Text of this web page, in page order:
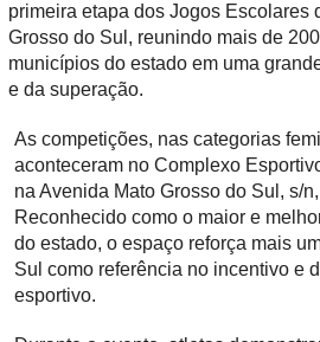
primeira etapa dos Jogos Escolares
Grosso do Sul, reunindo mais de
municípios do estado em uma
e da superação.
As competições, nas categorias
aconteceram no Complexo
na Avenida Mato Grosso do Sul, s/
Reconhecido como o maior e
do estado, o espaço reforça mais
Sul como referência no incentivo e
esportivo.